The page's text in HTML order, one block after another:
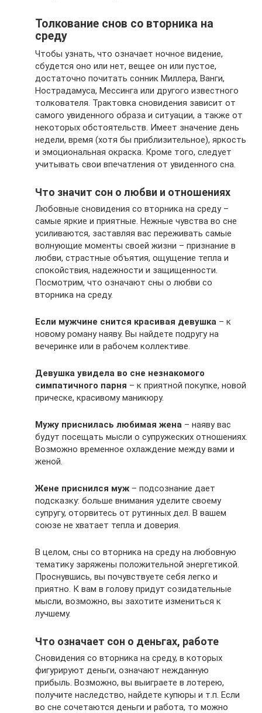
Толкование снов со вторника на
среду
Чтобы узнать, что означает ночное видение,
сбудется оно или нет, вещее он или пустое,
достаточно почитать сонник Миллера, Ванги,
Нострадамуса, Мессинга или другого известного
толкователя. Трактовка сновидения зависит от
самого увиденного образа и ситуации, а также от
некоторых обстоятельств. Имеет значение день
недели, время (хотя бы приблизительное), яркость
и эмоциональная окраска. Кроме того, следует
учитывать свои впечатления от увиденного сна.
Что значит сон о любви и отношениях
Любовные сновидения со вторника на среду –
самые яркие и приятные. Нежные чувства во сне
усиливаются, заставляя вас переживать самые
волнующие моменты своей жизни – признание в
любви, страстные объятия, ощущение тепла и
спокойствия, надежности и защищенности.
Посмотрим, что означают сны о любви со
вторника на среду.
Если мужчине снится красивая девушка – к
новому роману наяву. Вы найдете подругу на
вечеринке или в рабочем коллективе.
Девушка увидела во сне незнакомого
симпатичного парня – к приятной покупке, новой
прическе, красивому маникюру.
Мужу приснилась любимая жена – наяву вас
будут посещать мысли о супружеских отношениях.
Возможно временное охлаждение между вами и
женой.
Жене приснился муж – подсознание дает
подсказку: больше внимания уделите своему
супругу, оторвитесь от рутинных дел. В вашем
союзе не хватает тепла и доверия.
В целом, сны со вторника на среду на любовную
тематику заряжены положительной энергетикой.
Проснувшись, вы почувствуете себя легко и
приятно. К вам в голову придут созидательные
мысли, возможно, вы захотите измениться к
лучшему.
Что означает сон о деньгах, работе
Сновидения со вторника на среду, в которых
фигурируют деньги, означают нежданную
прибыль. Возможно, вы выиграете в лотерею,
получите наследство, найдете купюры и т.п. Если
во сне сочетаются деньги и работа, то можно